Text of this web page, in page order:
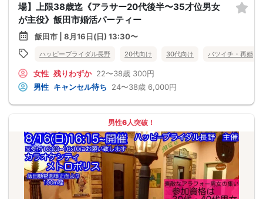
場】上限38歳迄《アラサー20代後半〜35才位男女
が主役》飯田市婚活パーティー
飯田市 | 8月16日(日) 13:30〜
ハッピーブライダル長野 20代向け 30代向け バツイチ・再婚
女性 残りわずか 22〜38歳 300円
男性 キャンセル待ち 24〜38歳 6,000円
男性6人突破！